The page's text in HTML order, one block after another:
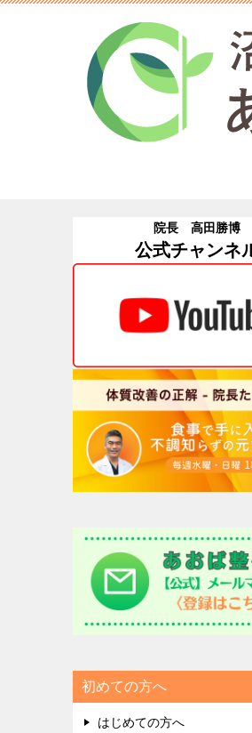
院長 高田勝博
公式チャンネ
初めての方へ
はじめての方へ